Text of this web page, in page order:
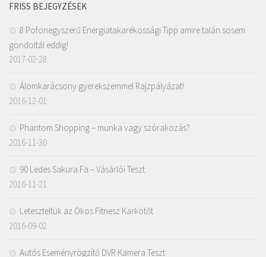
FRISS BEJEGYZÉSEK
8 Pofonegyszerű Energiatakarékossági Tipp amire talán sosem
gondoltál eddig!
2017-02-28
Álomkarácsony gyerekszemmel Rajzpályázat!
2016-12-01
Phantom Shopping – munka vagy szórakozás?
2016-11-30
90 Ledes Sakura Fa – Vásárlói Teszt
2016-11-21
Leteszteltük az Okos Fitnesz Karkötőt
2016-09-02
Autós Eseményrögzítő DVR Kamera Teszt